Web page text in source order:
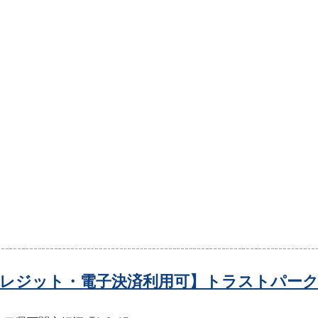
ジット・電子決済利用可】トラストパー